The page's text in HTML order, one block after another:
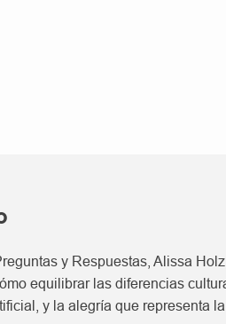
y Respuestas, Alissa
equilibrar las diferencias
y la alegría que representa